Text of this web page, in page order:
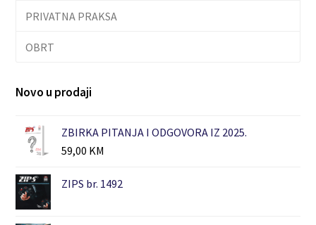
PRIVATNA PRAKSA
OBRT
Novo u prodaji
ZBIRKA PITANJA I ODGOVORA IZ 2025.
59,00 KM
ZIPS br. 1492